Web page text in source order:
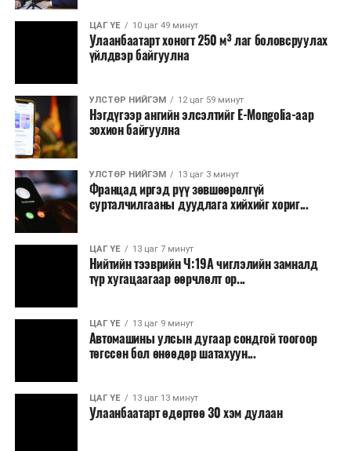
Зайлшгүй шаардлагагүй тоног төхөөрөмж,
тавилга, автомашин худалдан авах;
Батлан хамгаалах, хууль зүйн салбараас бусад
Хуулиар заавал мэдээлэхээс бусад кино,
контент, хэвлэлийн зардал;
Заавал олгохоос бусад тэтгэмж, урамшуулал.
Санхүүгийн хэмнэлтийн горимыг 2026 оны
арванхоёрдугаар сарын 31 хүртэл мөрдөнө. Харин
эрүүл мэндийн салбар уг хэмнэлтийн горимд
хамрагдахгүй бөгөөд цэцэрлэг, сургуулийн хүүхдийн
эрт илрүүлэг, вакцинжуулалт, томуу, томуу төст
өвчний эсрэг арга хэмжээ зэрэг зайлшгүй
үргэлжилнэ гэж Ерөнхий сайд Н.Учрал онцоллоо.
Мөн бүх шатны төсвийн ерөнхийлөн захирагч нарт
салбар бүрдээ урсгал зардлыг 20 хувиар бууруулах,
нөхөн томилгоо хийхгүй байх, аялал, амралт, зугаалга,
хамт олны урлаг, спортын арга хэмжээг зохион
байгуулахгүй байх, төрийн албанд шинэ орон тоо бий
ЦАГ ҮЕ 10 цаг 49 минут
Улаанбаатарт хоногт 250 м³ лаг боловсруулах
үйлдвэр байгуулна
УЛСТӨР НИЙГЭМ 12 цаг 59 минут
Нэгдүгээр ангийн элсэлтийг E-Mongolia-аар
зохион байгуулна
УЛСТӨР НИЙГЭМ 13 цаг 3 минут
Францад иргэд рүү зөвшөөрөлгүй
сурталчилгааны дуудлага хийхийг хориг...
ЦАГ ҮЕ 13 цаг 7 минут
Нийтийн тээврийн Ч:19А чиглэлийн замналд
түр хугацаагаар өөрчлөлт ор...
ЦАГ ҮЕ 13 цаг 9 минут
Автомашины улсын дугаар сондгой тоогоор
төгссөн бол өнөөдөр шатахуун...
ЦАГ ҮЕ 13 цаг 13 минут
Улаанбаатарт өдөртөө 30 хэм дулаан